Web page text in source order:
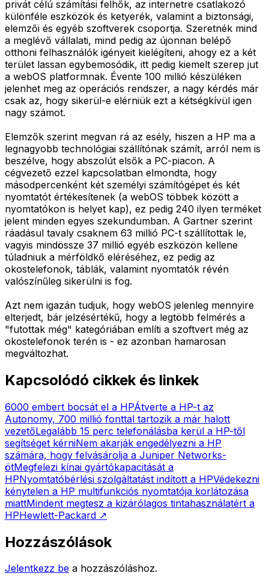
privát célú számítási felhők, az internetre csatlakozó
különféle eszközök és ketyerék, valamint a biztonsági,
elemzői és egyéb szoftverek csoportja. Szeretnék mind
a meglévő vállalati, mind pedig az újonnan belépő
otthoni felhasználók igényeit kielégíteni, ahogy ez a két
terület lassan egybemosódik, itt pedig kiemelt szerep jut
a webOS platformnak. Évente 100 millió készüléken
jelenhet meg az operációs rendszer, a nagy kérdés már
csak az, hogy sikerül-e elérniük ezt a kétségkívül igen
nagy számot.
Elemzők szerint megvan rá az esély, hiszen a HP ma a
legnagyobb technológiai szállítónak számít, arról nem is
beszélve, hogy abszolút elsők a PC-piacon. A
cégvezető ezzel kapcsolatban elmondta, hogy
másodpercenként két személyi számítógépet és két
nyomtatót értékesítenek (a webOS többek között a
nyomtatókon is helyet kap), ez pedig 240 ilyen terméket
jelent minden egyes szekundumban. A Gartner szerint
ráadásul tavaly csaknem 63 millió PC-t szállítottak le,
vagyis mindössze 37 millió egyéb eszközön kellene
túladniuk a mérföldkő eléréséhez, ez pedig az
okostelefonok, táblák, valamint nyomtatók révén
valószínűleg sikerülni is fog.
Azt nem igazán tudjuk, hogy webOS jelenleg mennyire
elterjedt, bár jelzésértékű, hogy a legtöbb felmérés a
"futottak még" kategóriában említi a szoftvert még az
okostelefonok terén is - ez azonban hamarosan
megváltozhat.
Kapcsolódó cikkek és linkek
6000 embert bocsát el a HPÁtverte a HP-t az
Autonomy, 700 millió fonttal tartozik a már halott
vezetőLegalább 15 perc telefonálásba kerül a HP-től
segítséget kérniNem akarják engedélyezni a HP
számára, hogy felvásárolja a Juniper Networks-
ötMegfelezi kínai gyártókapacitását a
HPNyomtatóbérlési szolgáltatást indított a HPVédekezni
kénytelen a HP multifunkciós nyomtatója korlátozása
miattMindent megtesz a kizárólagos tintahasználatért a
HPHewlett-Packard ↗
Hozzászólások
Jelentkezz be a hozzászóláshoz.